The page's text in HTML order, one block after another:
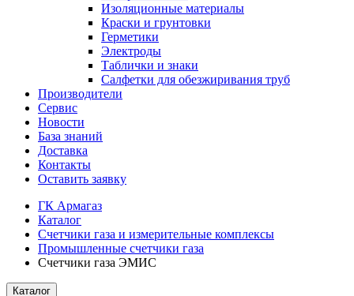
Изоляционные материалы
Краски и грунтовки
Герметики
Электроды
Таблички и знаки
Салфетки для обезжиривания труб
Производители
Сервис
Новости
База знаний
Доставка
Контакты
Оставить заявку
ГК Армагаз
Каталог
Счетчики газа и измерительные комплексы
Промышленные счетчики газа
Счетчики газа ЭМИС
Каталог